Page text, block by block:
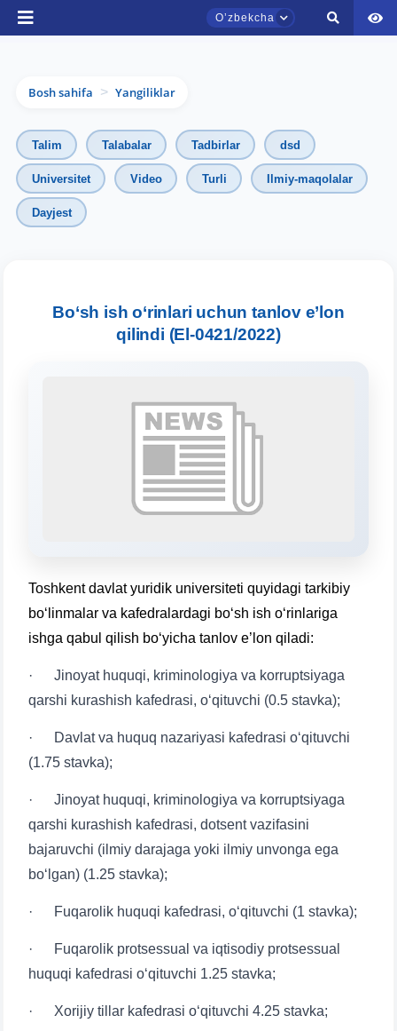
Oʼzbekcha
Bosh sahifa > Yangiliklar
Talim Talabalar Tadbirlar dsd
Universitet Video Turli Ilmiy-maqolalar
Dayjest
Bo‘sh ish o‘rinlari uchun tanlov e’lon
qilindi (El-0421/2022)
Toshkent davlat yuridik universiteti quyidagi tarkibiy
bo‘linmalar va kafedralardagi bo‘sh ish o‘rinlariga
ishga qabul qilish bo‘yicha tanlov e’lon qiladi:
· Jinoyat huquqi, kriminologiya va korruptsiyaga
qarshi kurashish kafedrasi, o‘qituvchi (0.5 stavka);
· Davlat va huquq nazariyasi kafedrasi o‘qituvchi
(1.75 stavka);
· Jinoyat huquqi, kriminologiya va korruptsiyaga
qarshi kurashish kafedrasi, dotsent vazifasini
bajaruvchi (ilmiy darajaga yoki ilmiy unvonga ega
bo‘lgan) (1.25 stavka);
· Fuqarolik huquqi kafedrasi, o‘qituvchi (1 stavka);
· Fuqarolik protsessual va iqtisodiy protsessual
huquqi kafedrasi o‘qituvchi 1.25 stavka;
· Xorijiy tillar kafedrasi o‘qituvchi 4.25 stavka;
TDYU qabul murojaatlari chati
chatiga xush kelibsiz.
Mavzuni tanlang — keyin shu mavzudagi aniq
1. Hujjatlar (bakalavr) (5)
3. Suhbat (bakalavr) (8)
✉️ Adminga yozish